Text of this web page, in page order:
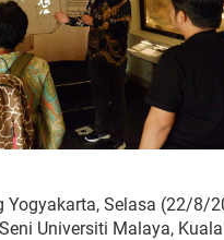
Yogyakarta, Selasa (22/8/
Seni Universiti Malaya,